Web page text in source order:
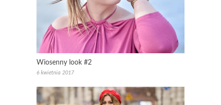
Wiosenny look #2
6 kwietnia 2017